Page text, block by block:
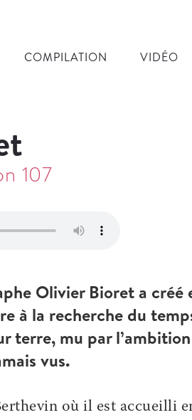
COMPILATION VIDÉO
107
Olivier Bioret a créé
à la recherche du
terre, mu par l’ambition
vus.
où il est accueilli